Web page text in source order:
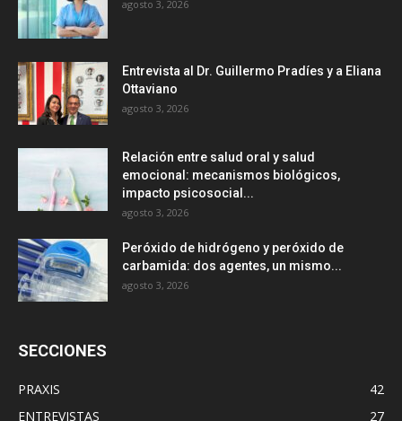
agosto 3, 2026
Entrevista al Dr. Guillermo Pradíes y a Eliana
Ottaviano
agosto 3, 2026
Relación entre salud oral y salud
emocional: mecanismos biológicos,
impacto psicosocial...
agosto 3, 2026
Peróxido de hidrógeno y peróxido de
carbamida: dos agentes, un mismo...
agosto 3, 2026
SECCIONES
PRAXIS
42
ENTREVISTAS
27